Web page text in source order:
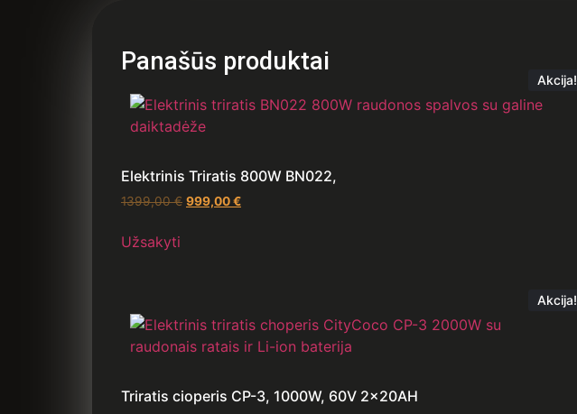
Panašūs produktai
Akcija!
Elektrinis Triratis 800W BN022,
1399,00€ 999,00€
Užsakyti
Akcija!
Triratis cioperis CP-3, 1000W, 60V 2x20AH